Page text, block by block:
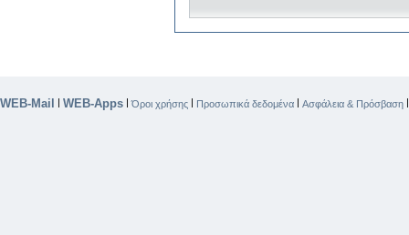
WEB-Mail | WEB-Apps |Όροι χρήσης | Προσωπικά δεδομένα | Ασφάλεια & Πρόσβαση